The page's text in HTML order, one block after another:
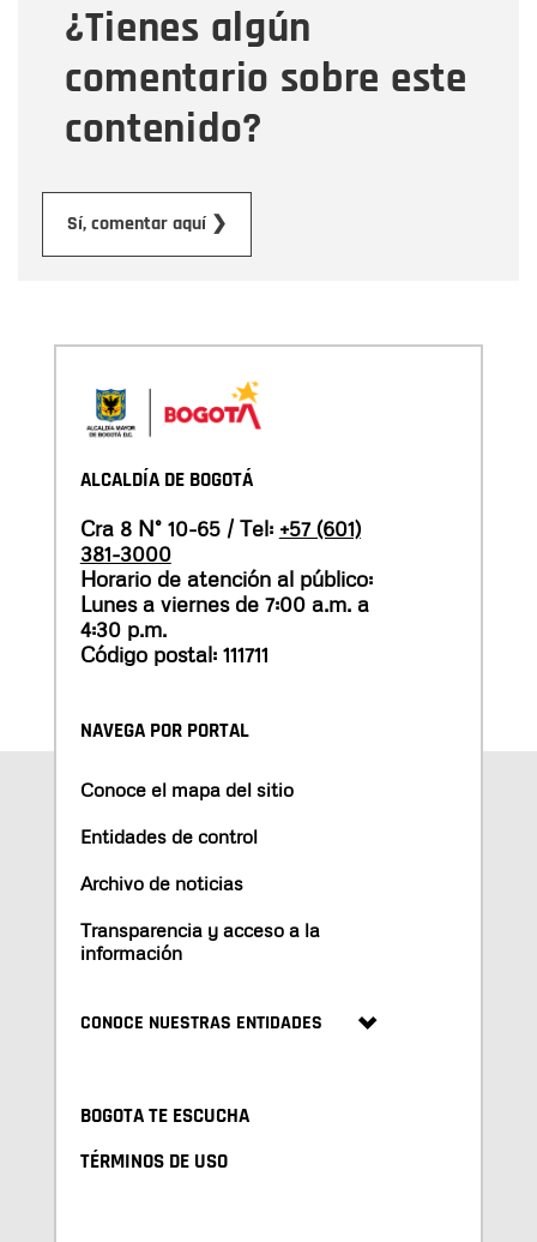
¿Tienes algún
comentario sobre este
contenido?
Sí, comentar aquí ❯
Mensaje
ALCALDÍA DE BOGOTÁ
Cra 8 N° 10-65 / Tel: +57 (601)
381-3000
Horario de atención al público:
Lunes a viernes de 7:00 a.m. a
4:30 p.m.
Código postal: 111711
NAVEGA POR PORTAL
Conoce el mapa del sitio
Entidades de control
Archivo de noticias
Transparencia y acceso a la
información
CONOCE NUESTRAS ENTIDADES
BOGOTA TE ESCUCHA
TÉRMINOS DE USO